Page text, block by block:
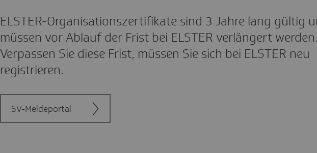
ELSTER-Organisationszertifikate sind 3 Jahre lang gültig
müssen vor Ablauf der Frist bei ELSTER verlängert werden.
Verpassen Sie diese Frist, müssen Sie sich bei ELSTER neu
registrieren.
SV-Meldeportal